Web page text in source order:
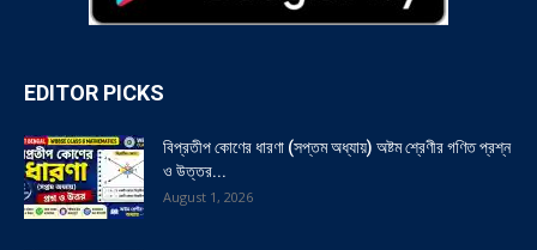
EDITOR PICKS
বিপ্রতীপ কোণের ধারণা (সপ্তম অধ্যায়) অষ্টম শ্রেণীর গণিত প্রশ্ন
ও উত্তর...
August 1, 2026